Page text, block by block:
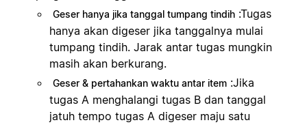
Geser hanya jika tanggal tumpang tindih :Tugas
hanya akan digeser jika tanggalnya mulai
tumpang tindih. Jarak antar tugas mungkin
masih akan berkurang.
Geser & pertahankan waktu antar item :Jika
tugas A menghalangi tugas B dan tanggal
jatuh tempo tugas A digeser maju satu